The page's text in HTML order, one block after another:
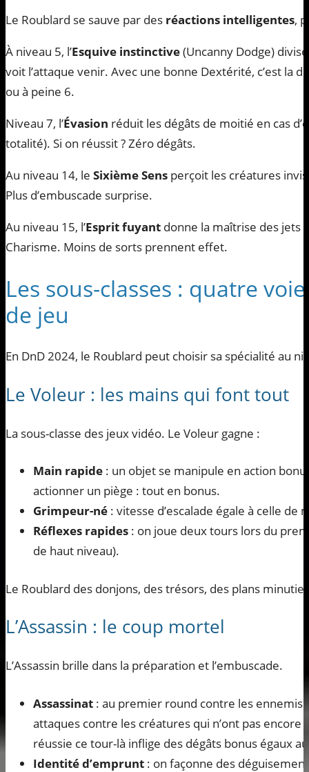
Le Roublard se sauve par des réactions intelligentes,
À niveau 5, l’Esquive instinctive(Uncanny Dodge)
voit l’attaque venir. Avec une bonne Dextérité, c’est la
ou à peine 6.
Niveau 7, l’Évasion réduit les dégâts de moitié en cas
totalité). Si on réussit ? Zéro dégâts.
Au niveau 14, le Sixième Sens perçoit les créatures
Plus d’embuscade surprise.
Au niveau 15, l’Esprit fuyant donne la maîtrise des jets
Charisme. Moins de sorts prennent effet.
Les sous-classes : quatre
de jeu
En DnD 2024, le Roublard peut choisir sa spécialité au
Le Voleur : les mains qui font tout
La sous-classe des jeux vidéo. Le Voleur gagne :
Main rapide : un objet se manipule en action
actionner un piège : tout en bonus.
Grimpeur-né : vitesse d’escalade égale à celle de
Réflexes rapides : on joue deux tours lors du
de haut niveau).
Le Roublard des donjons, des trésors, des plans
L’Assassin : le coup mortel
L’Assassin brille dans la préparation et l’embuscade.
Assassinat : au premier round contre les ennemis
attaques contre les créatures qui n’ont pas encore
réussie ce tour-là inflige des dégâts bonus égaux
Identité d’emprunt : on façonne des